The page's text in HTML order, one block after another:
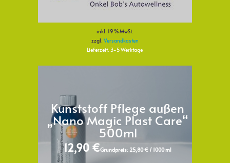
inkl. 19 % MwSt.
zzgl. Versandkosten
Lieferzeit:3-5 Werktage
Kunststoff Pflege außen
„Nano Magic Plast Care“
500ml
12,90 €Grundpreis: 25,80€/ 1000ml